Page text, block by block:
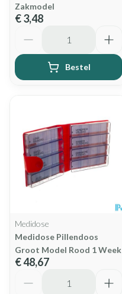
Zakmodel
€ 3,48
Bestel
Medidose
Medidose Pillendoos
Groot Model Rood 1 Week
€ 48,67